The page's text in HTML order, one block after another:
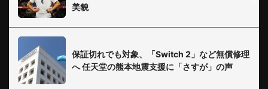
美貌
保証切れでも対象、「Switch 2」など無償修理
へ 任天堂の熊本地震支援に「さすが」の声